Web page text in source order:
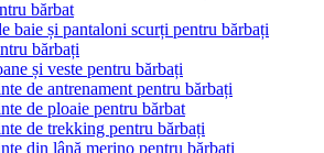
bărbat
baie și pantaloni scurți pentru bărbați
bărbați
și veste pentru bărbați
de antrenament pentru bărbați
de ploaie pentru bărbat
de trekking pentru bărbați
din lână merino pentru bărbați